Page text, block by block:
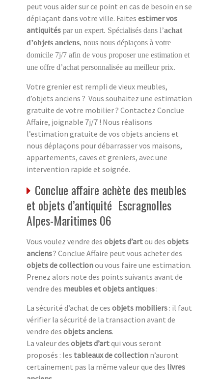
peut vous aider sur ce point en cas de besoin en se
déplaçant dans votre ville. Faites estimer vos
antiquités par un expert. Spécialisés dans l’achat
d’objets anciens, nous nous déplaçons à votre
domicile 7j/7 afin de vous proposer une estimation et
une offre d’achat personnalisée au meilleur prix.
Votre grenier est rempli de vieux meubles,
d’objets anciens ? Vous souhaitez une estimation
gratuite de votre mobilier ? Contactez Conclue
Affaire, joignable 7j/7 ! Nous réalisons
l’estimation gratuite de vos objets anciens et
nous déplaçons pour débarrasser vos maisons,
appartements, caves et greniers, avec une
intervention rapide et soignée.
Conclue affaire achète des meubles
et objets d’antiquité Escragnolles
Alpes-Maritimes 06
Vous voulez vendre des objets d’artou des objets
anciens? Conclue Affaire peut vous acheter des
objets de collectionou vous faire une estimation.
Prenez alors note des points suivants avant de
vendre des meubles et objets antiques :
La sécurité d’achat de ces objets mobiliers : il faut
vérifier la sécurité de la transaction avant de
vendre des objets anciens.
La valeur des objets d’artqui vous seront
proposés : les tableaux de collection n’auront
certainement pas la même valeur que des livres